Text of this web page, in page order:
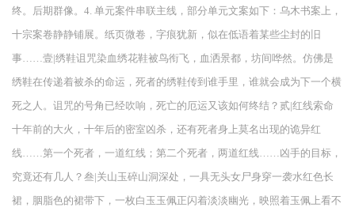
终。后期群像。4. 单元案件串联主线，部分单元文案如下：乌木书案上，
十宗案卷静静铺展。纸页微卷，字痕犹新，似在低语着某些尘封的旧
事……壹|绣鞋诅咒染血绣花鞋被鸟衔飞，血洒景都，坊间哗然。仿佛是
绣鞋在传递着被杀的命运，死者的绣鞋传到谁手里，谁就会成为下一个横
死之人。诅咒的号角已经吹响，死亡的厄运又该如何终结？贰|红线索命
十年前的大火，十年后的密室凶杀，还有死者身上莫名出现的诡异红
线……第一个死者，一道红线；第二个死者，两道红线……凶手的目标，
究竟还有几人？叁|关山玉碎山洞深处，一具无头女尸身穿一袭水红色长
裙，胭脂色的裙带下，一枚白玉玉佩正闪着淡淡幽光，映照着玉佩上看不